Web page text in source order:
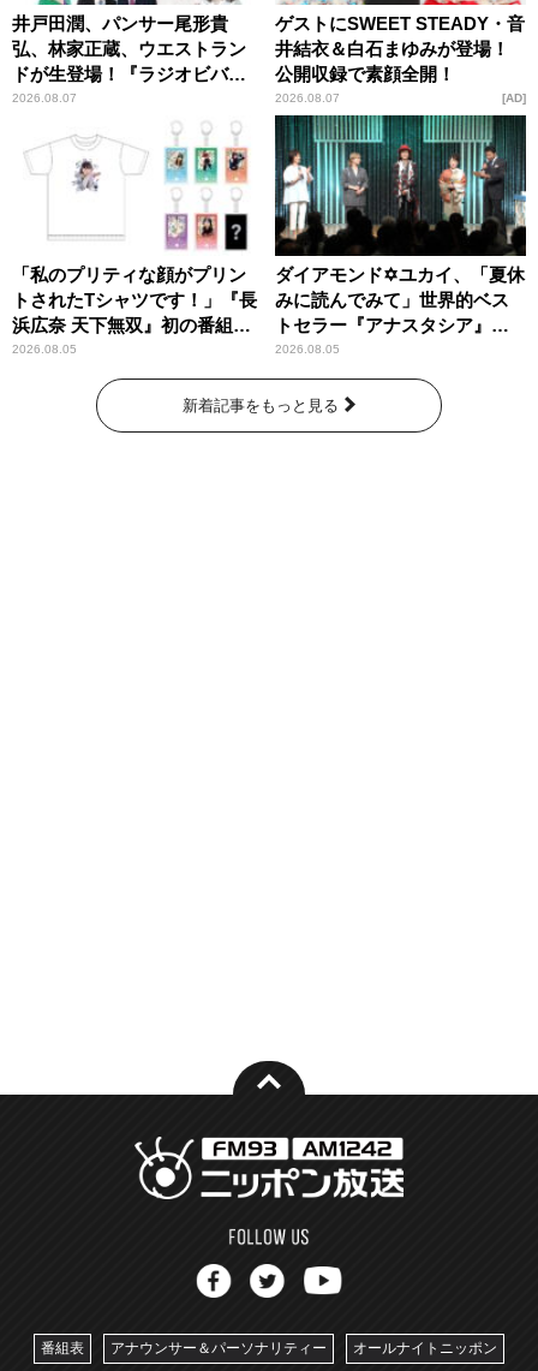
井戸田潤、パンサー尾形貴
弘、林家正蔵、ウエストラン
ドが生登場！『ラジオビバリ
ー昼ズ』
2026.08.07
ゲストにSWEET STEADY・音
井結衣＆白石まゆみが登場！
公開収録で素顔全開！
2026.08.07 AD
「私のプリティな顔がプリン
トされたTシャツです！」『長
浜広奈 天下無双』初の番組グ
ッズ発売
2026.08.05
ダイアモンド✡ユカイ、「夏休
みに読んでみて」世界的ベス
トセラー『アナスタシア』を
紹介
2026.08.05
新着記事をもっと見る
番組表 アナウンサー＆パーソナリティー オールナイトニッポン